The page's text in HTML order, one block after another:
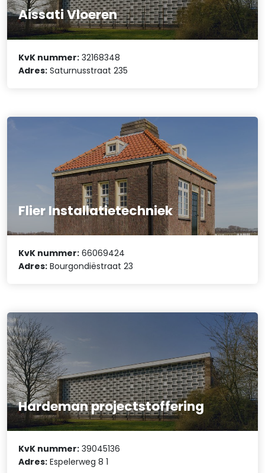
Aissati Vloeren
KvK nummer: 32168348
Adres: Saturnusstraat 235
Flier Installatietechniek
KvK nummer: 66069424
Adres: Bourgondiëstraat 23
Hardeman projectstoffering
KvK nummer: 39045136
Adres: Espelerweg 8 1